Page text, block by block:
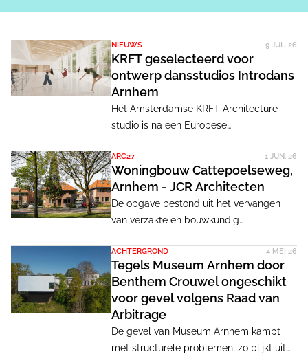
NIEUWS 9 JUL. 26
KRFT geselecteerd voor
ontwerp dansstudios Introdans
Arnhem
Het Amsterdamse KRFT Architecture
studio is na een Europese
voor het ontwerp van de nieuwe
dansstudio's van Introdans in Arnhem.
Met de ontwerpvisie 'Tussen stad en
stilte' presenteert het bureau een sterke
verbinding met de stad, het omliggende
ARC27 1 JUN. 26
Woningbouw Cattepoelseweg,
Arnhem - JCR Architecten
De opgave bestond uit het vervangen
van verzakte en bouwkundig
Cattepoelseweg in Arnhem, met behoud
van de karakteristieke
stedenbouwkundige kwaliteit van de wijk.
Tegelijkertijd moest het aantal woningen
worden verdubbeld. Door nieuwe
woonvolumes te ontwerpen binnen de
bestaande structuur en schaal, maar
ACHTERGROND 4 MEI 26
Tegels Museum Arnhem door
Benthem Crouwel ongeschikt
voor gevel volgens Raad van
Arbitrage
De gevel van Museum Arnhem kampt
met structurele problemen, zo blijkt uit